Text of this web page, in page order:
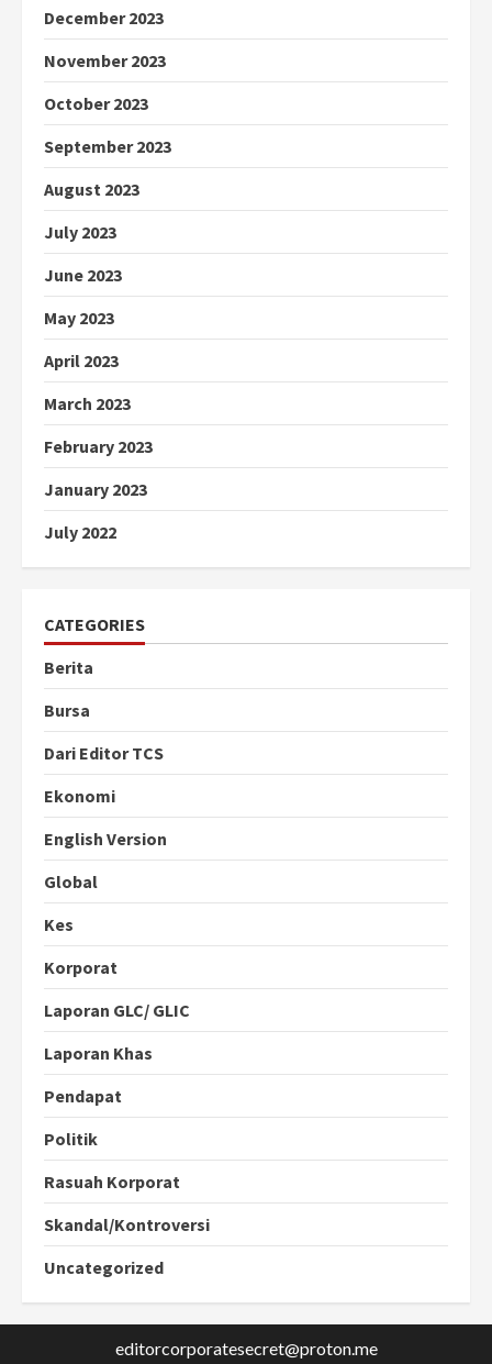
December 2023
November 2023
October 2023
September 2023
August 2023
July 2023
June 2023
May 2023
April 2023
March 2023
February 2023
January 2023
July 2022
CATEGORIES
Berita
Bursa
Dari Editor TCS
Ekonomi
English Version
Global
Kes
Korporat
Laporan GLC/ GLIC
Laporan Khas
Pendapat
Politik
Rasuah Korporat
Skandal/Kontroversi
Uncategorized
editorcorporatesecret@proton.me